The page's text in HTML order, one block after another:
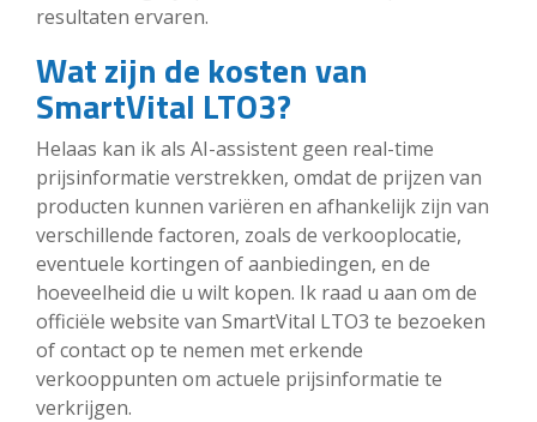
resultaten ervaren.
Wat zijn de kosten van
SmartVital LTO3?
Helaas kan ik als AI-assistent geen real-time
prijsinformatie verstrekken, omdat de prijzen van
producten kunnen variëren en afhankelijk zijn van
verschillende factoren, zoals de verkooplocatie,
eventuele kortingen of aanbiedingen, en de
hoeveelheid die u wilt kopen. Ik raad u aan om de
officiële website van SmartVital LTO3 te bezoeken
of contact op te nemen met erkende
verkooppunten om actuele prijsinformatie te
verkrijgen.